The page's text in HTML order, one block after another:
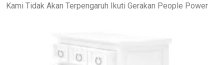
Kami Tidak Akan Terpengaruh Ikuti Gerakan People Power